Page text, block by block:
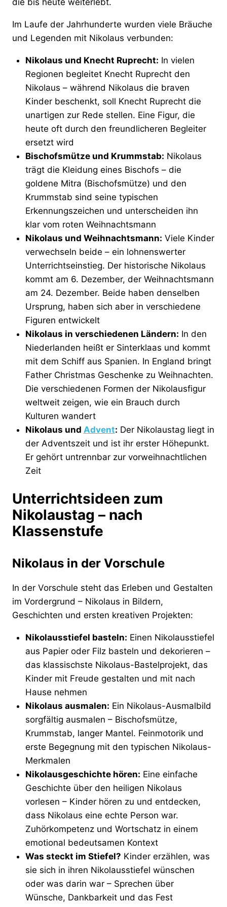
Im Laufe der Jahrhunderte wurden viele Bräuche
und Legenden mit Nikolaus verbunden:
Nikolaus und Knecht Ruprecht: In vielen
Regionen begleitet Knecht Ruprecht den
Nikolaus – während Nikolaus die braven
Kinder beschenkt, soll Knecht Ruprecht die
unartigen zur Rede stellen. Eine Figur, die
heute oft durch den freundlicheren Begleiter
ersetzt wird
Bischofsmütze und Krummstab: Nikolaus
trägt die Kleidung eines Bischofs – die
goldene Mitra (Bischofsmütze) und den
Krummstab sind seine typischen
Erkennungszeichen und unterscheiden ihn
klar vom roten Weihnachtsmann
Nikolaus und Weihnachtsmann: Viele Kinder
verwechseln beide – ein lohnenswerter
Unterrichtseinstieg. Der historische Nikolaus
kommt am 6. Dezember, der Weihnachtsmann
am 24. Dezember. Beide haben denselben
Ursprung, haben sich aber in verschiedene
Figuren entwickelt
Nikolaus in verschiedenen Ländern: In den
Niederlanden heißt er Sinterklaas und kommt
mit dem Schiff aus Spanien. In England bringt
Father Christmas Geschenke zu Weihnachten.
Die verschiedenen Formen der Nikolausfigur
weltweit zeigen, wie ein Brauch durch
Kulturen wandert
Nikolaus und Advent: Der Nikolaustag liegt in
der Adventszeit und ist ihr erster Höhepunkt.
Er gehört untrennbar zur vorweihnachtlichen
Zeit
Unterrichtsideen zum
Nikolaustag – nach
Klassenstufe
Nikolaus in der Vorschule
In der Vorschule steht das Erleben und Gestalten
im Vordergrund – Nikolaus in Bildern,
Geschichten und ersten kreativen Projekten:
Nikolausstiefel basteln: Einen Nikolausstiefel
aus Papier oder Filz basteln und dekorieren –
das klassischste Nikolaus-Bastelprojekt, das
Kinder mit Freude gestalten und mit nach
Hause nehmen
Nikolaus ausmalen: Ein Nikolaus-Ausmalbild
sorgfältig ausmalen – Bischofsmütze,
Krummstab, langer Mantel. Feinmotorik und
erste Begegnung mit den typischen Nikolaus-
Merkmalen
Nikolausgeschichte hören: Eine einfache
Geschichte über den heiligen Nikolaus
vorlesen – Kinder hören zu und entdecken,
dass Nikolaus eine echte Person war.
Zuhörkompetenz und Wortschatz in einem
emotional bedeutsamen Kontext
Was steckt im Stiefel? Kinder erzählen, was
sie sich in ihren Nikolausstiefel wünschen
oder was darin war – Sprechen über
Wünsche, Dankbarkeit und das Fest